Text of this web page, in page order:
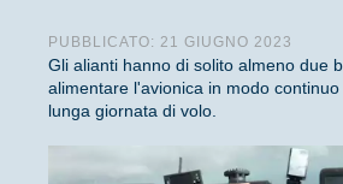
PUBBLICATO: 21 GIUGNO 2023
Gli alianti hanno di solito almeno due
alimentare l'avionica in modo
lunga giornata di volo.